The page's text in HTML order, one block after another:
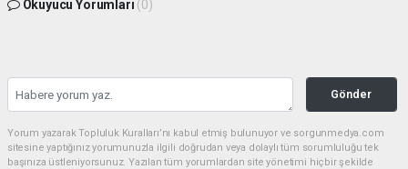
Okuyucu Yorumları (0)
Gönder
Yorum yazarak Topluluk Kuralları’nı kabul etmiş bulunuyor ve sorgunmedya.com
sitesine yaptığınız yorumunuzla ilgili doğrudan veya dolaylı tüm sorumluluğu tek
başınıza üstleniyorsunuz. Yazılan tüm yorumlardan site yönetimi hiçbir şekilde